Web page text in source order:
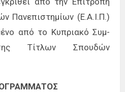
Πανε­πι­στη­μί­ων (Ε­.Α­.Ι­.Π.)
από το Κυπρια­κό Συμ­
Τίτλων Σπου­δών